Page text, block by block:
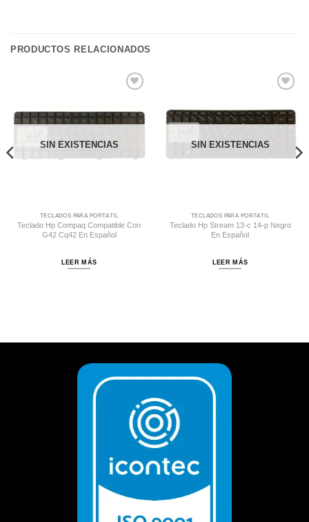
PRODUCTOS RELACIONADOS
SIN EXISTENCIAS
TECLADOS PARA PORTÁTIL
Teclado Hp Compaq Compatible Con
G42 Cq42 En Español
LEER MÁS
SIN EXISTENCIAS
TECLADOS PARA PORTÁTIL
Teclado Hp Stream 13-c 14-p Negro
En Español
LEER MÁS